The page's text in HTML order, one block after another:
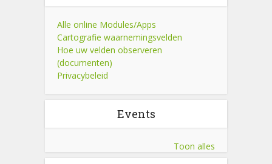
Alle online Modules/Apps
Cartografie waarnemingsvelden
Hoe uw velden observeren
(documenten)
Privacybeleid
Events
Toon alles